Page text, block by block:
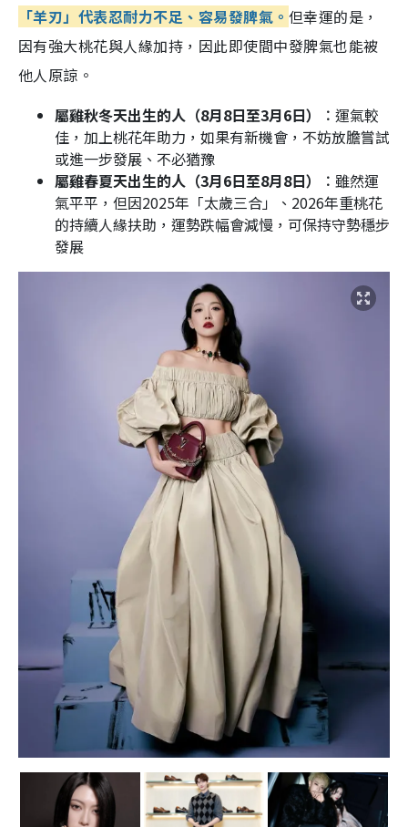
「羊刃」代表忍耐力不足、容易發脾氣。 但幸運的是，
因有強大桃花與人緣加持，因此即使間中發脾氣也能被
他人原諒。
屬雞秋冬天出生的人（8月8日至3月6日）︰ 運氣較
佳，加上桃花年助力，如果有新機會，不妨放膽嘗試
或進一步發展、不必猶豫
屬雞春夏天出生的人（3月6日至8月8日）︰ 雖然運
氣平平，但因2025年「太歲三合」、2026年重桃花
的持續人緣扶助，運勢跌幅會減慢，可保持守勢穩步
發展